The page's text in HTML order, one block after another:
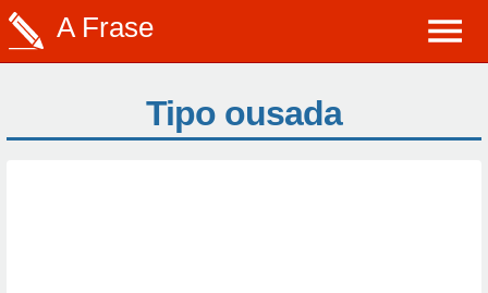
A Frase
Tipo ousada